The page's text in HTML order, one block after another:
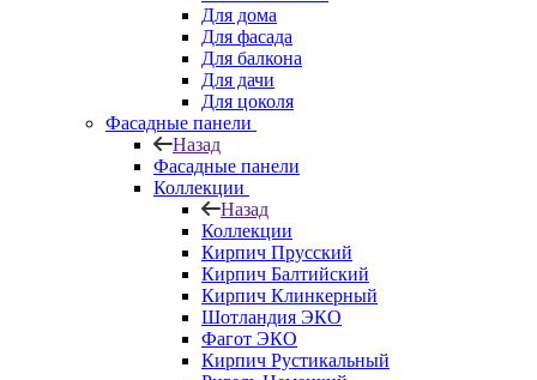
Для дома
Для фасада
Для балкона
Для дачи
Для цоколя
Фасадные панели
Назад
Фасадные панели
Коллекции
Назад
Коллекции
Кирпич Прусский
Кирпич Балтийский
Кирпич Клинкерный
Шотландия ЭКО
Фагот ЭКО
Кирпич Рустикальный